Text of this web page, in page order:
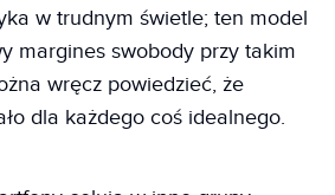
w trudnym świetle; ten model
margines swobody przy takim
wręcz powiedzieć, że
dla każdego coś idealnego.